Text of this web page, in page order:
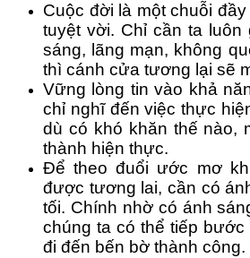
Cuộc đời là một chuỗi
tuyệt vời. Chỉ cần ta
sáng, lãng mạn, không
thì cánh cửa tương lại sẽ
Vững lòng tin vào khả
chỉ nghĩ đến việc thực
dù có khó khăn thế nào,
thành hiện thực.
Để theo đuổi ước mơ
được tương lai, cần có
tối. Chính nhờ có ánh
chúng ta có thể tiếp
đi đến bến bờ thành công.